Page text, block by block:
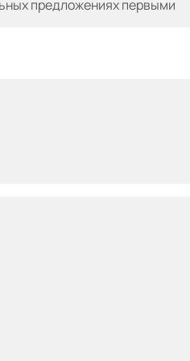
предложениях первыми